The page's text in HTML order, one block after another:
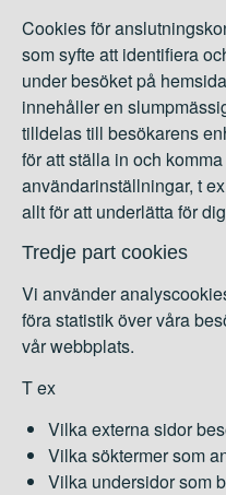
Cookies för
som syfte att identifiera
under besöket på
innehåller en
tilldelas till besökarens
för att ställa in och
användarinställningar, t
allt för att underlätta för
Tredje part cookies
Vi använder
föra statistik över våra
vår webbplats.
T ex
Vilka externa sidor
Vilka söktermer som
Vilka undersidor som